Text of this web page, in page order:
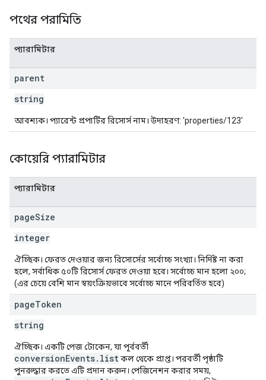
পথের পরামিতি
প্যারামিটার
parent
string
আবশ্যক। প্যারেন্ট প্রপার্টির রিসোর্স নাম। উদাহরণ: 'properties/123'
কোয়েরি প্যারামিটার
প্যারামিটার
pageSize
integer
ঐচ্ছিক। ফেরত দেওয়ার জন্য রিসোর্সের সর্বোচ্চ সংখ্যা। নির্দিষ্ট না করা
হলে, সর্বাধিক ৫০টি রিসোর্স ফেরত দেওয়া হবে। সর্বোচ্চ মান হলো ২০০;
(এর চেয়ে বেশি মান স্বয়ংক্রিয়ভাবে সর্বোচ্চ মানে পরিবর্তিত হবে)
pageToken
string
ঐচ্ছিক। একটি পেজ টোকেন, যা পূর্ববর্তী
conversionEvents.listকল থেকে প্রাপ্ত। পরবর্তী পৃষ্ঠাটি
পুনরুদ্ধার করতে এটি প্রদান করুন। পেজিনেশন করার সময়,